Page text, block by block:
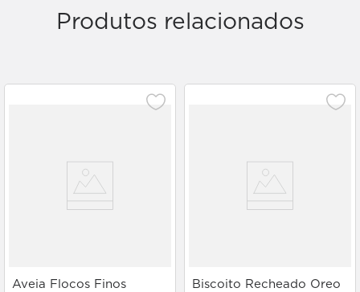
Produtos relacionados
Aveia Flocos Finos
Biscoito Recheado Oreo